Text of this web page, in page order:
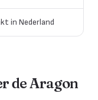
in Nederland
deAragon